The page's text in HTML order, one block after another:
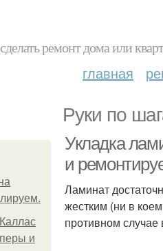
ремонт дома или
главная
Руки по
и
Укладка
и
Ламинат
жестким (ни в
противном